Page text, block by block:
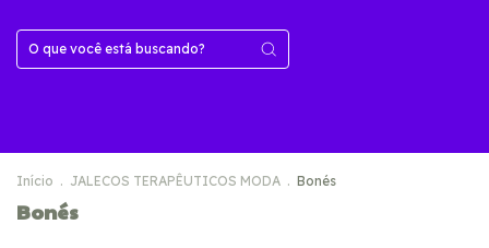
Início . JALECOS TERAPÊUTICOS MODA . Bonés
Bonés